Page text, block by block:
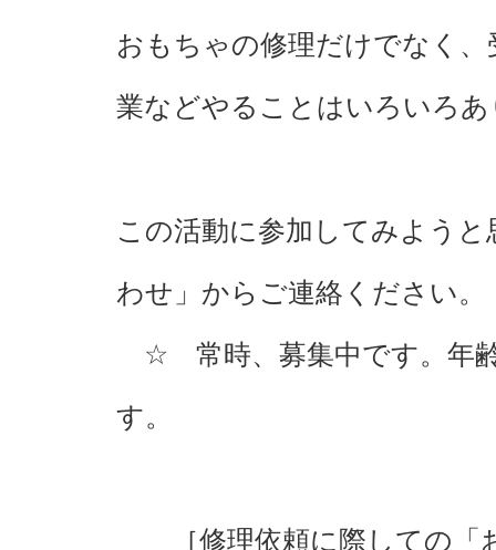
おもちゃの修理だけでなく
業などやることはいろいろ
この活動に参加してみよう
わせ」からご連絡ください。
☆ 常時、募集中です。年齢
す。
［修理依頼に際しての「